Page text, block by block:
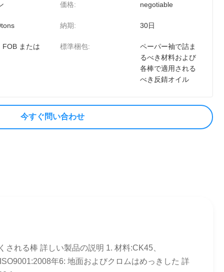
価格: negotiable
納期: 30日
FOB または 標準梱包:
ペーパー袖で詰ま
るべき材料および
各棒で適用される
べき反錆オイル
今すぐ問い合わせ
れる棒 詳しい製品の説明 1. 材料:CK45、
年6: 地面およびクロムはめっきした 詳